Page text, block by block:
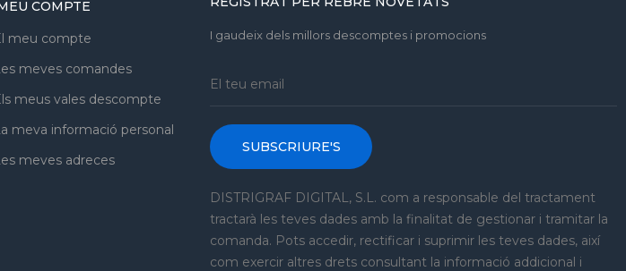
COMPTE
meu compte
meves comandes
meus vales descompte
meva informació personal
meves adreces
I gaudeix dels millors descomptes i promocions
SUBSCRIURE'S
DISTRIGRAF DIGITAL, S.L. com a responsable del tractament
tractarà les teves dades amb la finalitat de gestionar i tramitar la
comanda. Pots accedir, rectificar i suprimir les teves dades, així
com exercir altres drets consultant la informació addicional i